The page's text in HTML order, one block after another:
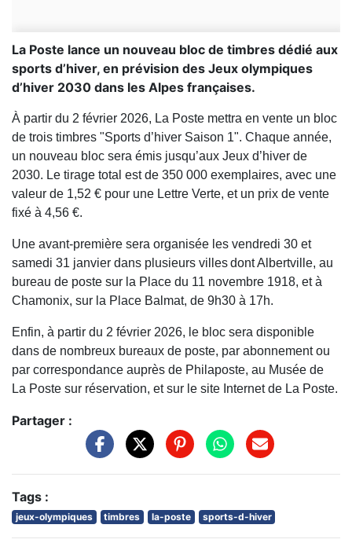
La Poste lance un nouveau bloc de timbres dédié aux
sports d’hiver, en prévision des Jeux olympiques
d’hiver 2030 dans les Alpes françaises.
À partir du 2 février 2026, La Poste mettra en vente un bloc
de trois timbres "Sports d’hiver Saison 1". Chaque année,
un nouveau bloc sera émis jusqu’aux Jeux d’hiver de
2030. Le tirage total est de 350 000 exemplaires, avec une
valeur de 1,52 € pour une Lettre Verte, et un prix de vente
fixé à 4,56 €.
Une avant-première sera organisée les vendredi 30 et
samedi 31 janvier dans plusieurs villes dont Albertville, au
bureau de poste sur la Place du 11 novembre 1918, et à
Chamonix, sur la Place Balmat, de 9h30 à 17h.
Enfin, à partir du 2 février 2026, le bloc sera disponible
dans de nombreux bureaux de poste, par abonnement ou
par correspondance auprès de Philaposte, au Musée de
La Poste sur réservation, et sur le site Internet de La Poste.
Partager :
Tags :
jeux-olympiques timbres la-poste sports-d-hiver